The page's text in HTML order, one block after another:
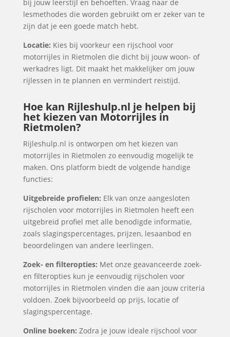
bij jouw leerstijl en behoeften. Vraag naar de
lesmethodes die worden gebruikt om er zeker van te
zijn dat je een goede match hebt.
Locatie: Kies bij voorkeur een rijschool voor
motorrijles in Rietmolen die dicht bij jouw woon- of
werkadres ligt. Dit maakt het makkelijker om jouw
rijlessen in te plannen en vermindert reistijd.
Hoe kan Rijleshulp.nl je helpen bij
het kiezen van Motorrijles in
Rietmolen?
Rijleshulp.nl is ontworpen om het kiezen van
motorrijles in Rietmolen zo eenvoudig mogelijk te
maken. Ons platform biedt de volgende handige
functies:
Uitgebreide profielen: Elk van onze aangesloten
rijscholen voor motorrijles in Rietmolen heeft een
uitgebreid profiel met alle benodigde informatie,
zoals slagingspercentages, prijzen, lesaanbod en
beoordelingen van andere leerlingen.
Zoek- en filteropties: Met onze geavanceerde zoek-
en filteropties kun je eenvoudig rijscholen voor
motorrijles in Rietmolen vinden die aan jouw criteria
voldoen. Zoek bijvoorbeeld op prijs, locatie of
slagingspercentage.
Online boeken: Zodra je jouw ideale rijschool voor